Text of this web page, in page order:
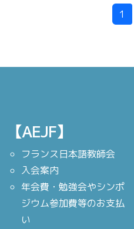
1
【AEJF】
フランス日本語教師会
入会案内
年会費・勉強会やシンポ
ジウム参加費等のお支払
い